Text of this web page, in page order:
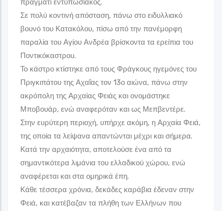
Στάση 7
Γκαλερί
Παραλία Αγίου Ανδρέα - Αρχαία Φειά
Η Παραλία του Αγίου Ανδρέα πρόκειται για τις πιο κοσμοπολίτικες
και ιστορικές παραλίες της Ηλείας.
Άγιος Ανδρέας Κατακόλου, Τ.Κ. 27067
Δήμος Πύργου
Στάση 8
Γκαλερί
Κορακοχώρι
πράγματι εντυπωσιακός.
Σε πολύ κοντινή απόσταση, πάνω στο ειδυλλιακό
βουνό του Κατακόλου, πίσω από την πανέμορφη
παραλία του Αγίου Ανδρέα βρίσκοντα τα ερείπια του
Ποντικόκαστρου.
Το κάστρο κτίστηκε από τους Φράγκους ηγεμόνες του
Πριγκιπάτου της Αχαΐας τον 13ο αιώνα, πάνω στην
ακρόπολη της Αρχαίας Φειάς και ονομάστηκε
Μποβουάρ, ενώ αναφερόταν και ως Μεπβεντέρε.
Στην ευρύτερη περιοχή, υπήρχε ακόμη, η Αρχαία Φειά,
της οποία τα λείψανα απαντώνται μέχρι και σήμερα.
Κατά την αρχαιότητα, αποτελούσε ένα από τα
σημαντικότερα λιμάνια του ελλαδικού χώρου, ενώ
αναφέρεται και στα ομηρικά έπη.
Κάθε τέσσερα χρόνια, δεκάδες καράβια έδεναν στην
Φειά, και κατέβαζαν τα πλήθη των Ελλήνων που